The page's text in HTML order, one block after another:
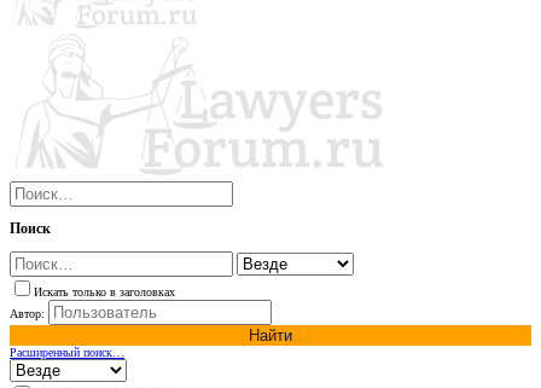
Поиск
Искать только в заголовках
Автор:
Найти
Расширенный поиск…